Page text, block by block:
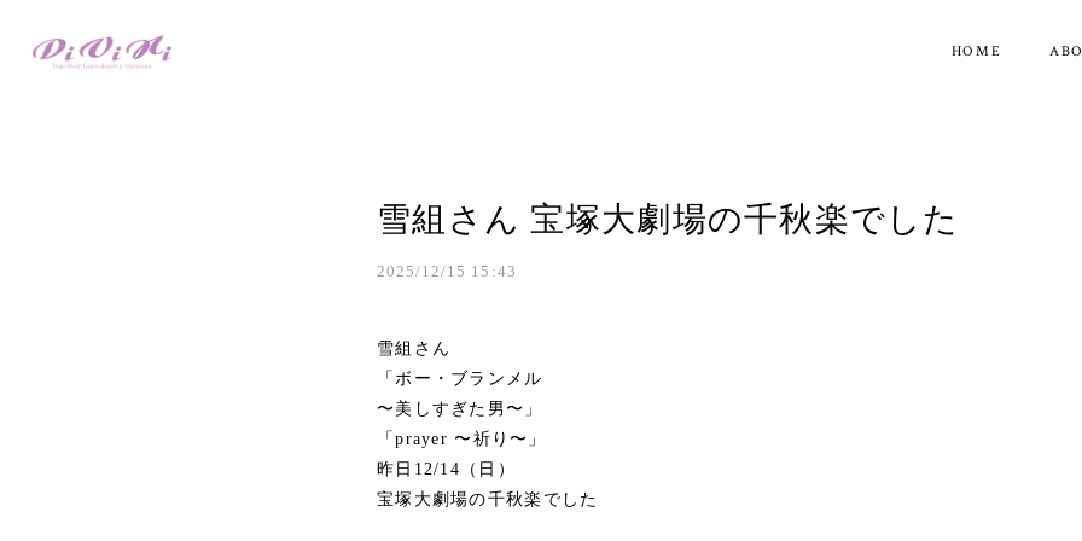
HOME
雪組さん 宝塚大劇場の千秋楽でした
2025/12/15 15:43
雪組さん
「ボー・ブランメル
〜美しすぎた男〜」
「prayer 〜祈り〜」
昨日12/14（日）
宝塚大劇場の千秋楽でした